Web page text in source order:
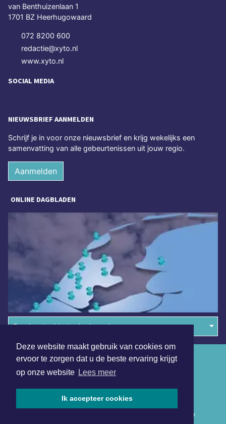
Deze website maakt gebruik van cookies om
ervoor te zorgen dat u de beste ervaring krijgt
op onze website Lees meer
Ik accepteer cookies
van Benthuizenlaan 1
1701 BZ Heerhugowaard
072 8200 600
redactie@xyto.nl
www.xyto.nl
SOCIAL MEDIA
NIEUWSBRIEF AANMELDEN
Schrijf je in voor onze nieuwsbrief en krijg wekelijks een
samenvatting van alle gebeurtenissen uit jouw regio.
Aanmelden
ONLINE DAGBLADEN
Overige dagbladen in de regio
Copyright (c) 2026 | Drechterlandsdagblad.nl - Alle rechten
Algemene voorwaarden
Disclaimer